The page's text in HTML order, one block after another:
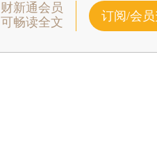
财新通会员
可畅读全文
订阅/会